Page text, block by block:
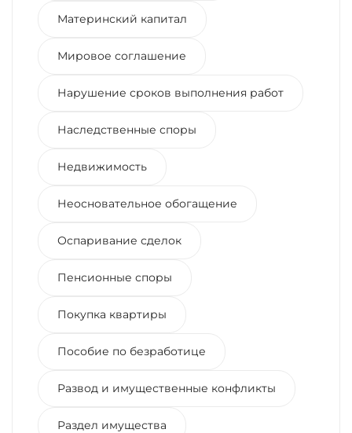
Материнский капитал
Мировое соглашение
Нарушение сроков выполнения работ
Наследственные споры
Недвижимость
Неосновательное обогащение
Оспаривание сделок
Пенсионные споры
Покупка квартиры
Пособие по безработице
Развод и имущественные конфликты
Раздел имущества